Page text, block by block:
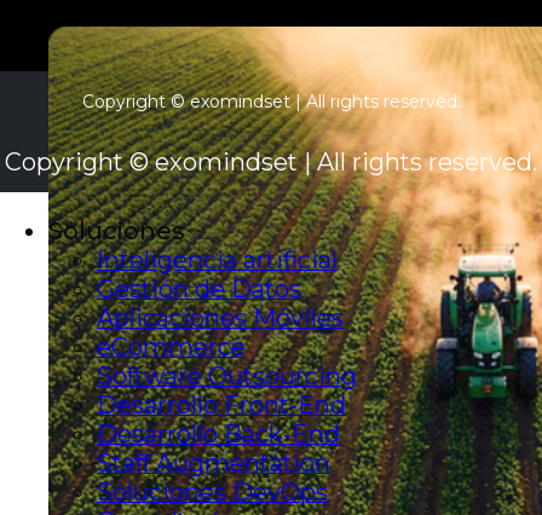
Copyright © exomindset | All rights reserved.
Copyright © exomindset | All rights reserved.
Soluciones
Inteligencia artificial
Gestión de Datos
Aplicaciones Móviles
eCommerce
Software Outsourcing
Desarrollo Front-End
Desarrollo Back-End
Staff Augmentation
Soluciones DevOps